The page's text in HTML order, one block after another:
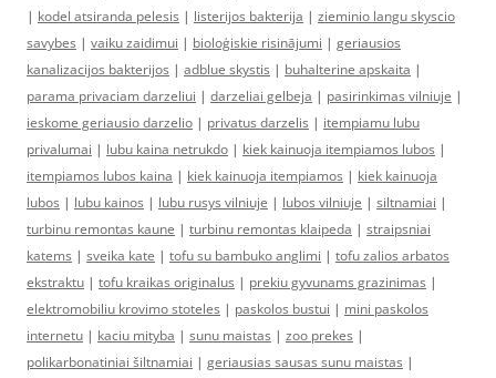
| kodel atsiranda pelesis | listerijos bakterija | zieminio langu skyscio
savybes | vaiku zaidimui | bioloģiskie risinājumi | geriausios
kanalizacijos bakterijos | adblue skystis | buhalterine apskaita |
parama privaciam darzeliui | darzeliai gelbeja | pasirinkimas vilniuje |
ieskome geriausio darzelio | privatus darzelis | itempiamu lubu
privalumai | lubu kaina netrukdo | kiek kainuoja itempiamos lubos |
itempiamos lubos kaina | kiek kainuoja itempiamos | kiek kainuoja
lubos | lubu kainos | lubu rusys vilniuje | lubos vilniuje | siltnamiai |
turbinu remontas kaune | turbinu remontas klaipeda | straipsniai
katems | sveika kate | tofu su bambuko anglimi | tofu zalios arbatos
ekstraktu | tofu kraikas originalus | prekiu gyvunams grazinimas |
elektromobiliu krovimo stoteles | paskolos bustui | mini paskolos
internetu | kaciu mityba | sunu maistas | zoo prekes |
polikarbonatiniai šiltnamiai | geriausias sausas sunu maistas |